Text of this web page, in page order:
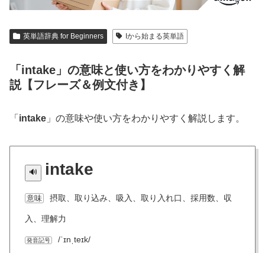
英単語辞典 for Beginners Iから始まる英単語
「intake」の意味と使い方をわかりやすく解
説【フレーズ＆例文付き】
「 intake 」の意味や使い方をわかりやすく解説します。
intake
意味 摂取、取り込み、吸入、取り入れ口、採用数、収
入、理解力
発音記号 /ˈɪnˌteɪk/